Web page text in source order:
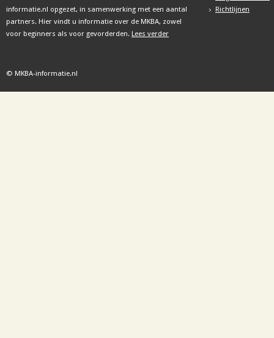
informatie.nl opgezet, in samenwerking met een aantal
partners. Hier vindt u informatie over de MKBA, zowel
voor beginners als voor gevorderden. Lees verder
Richtlijnen
© MKBA-informatie.nl